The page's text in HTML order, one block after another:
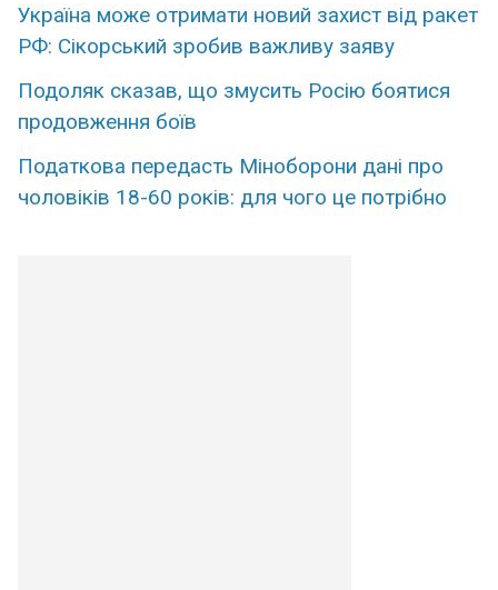
Україна може отримати новий захист від ракет
РФ: Сікорський зробив важливу заяву
Подоляк сказав, що змусить Росію боятися
продовження боїв
Податкова передасть Міноборони дані про
чоловіків 18-60 років: для чого це потрібно